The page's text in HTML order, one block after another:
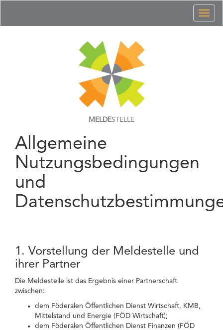
MELDESTELLE
Allgemeine
Nutzungsbedingungen
und
1. Vorstellung der Meldestelle und
ihrer Partner
Die Meldestelle ist das Ergebnis einer Partnerschaft
zwischen:
dem Föderalen Öffentlichen Dienst Wirtschaft, KMB,
Mittelstand und Energie (FÖD Wirtschaft);
dem Föderalen Öffentlichen Dienst Finanzen (FÖD